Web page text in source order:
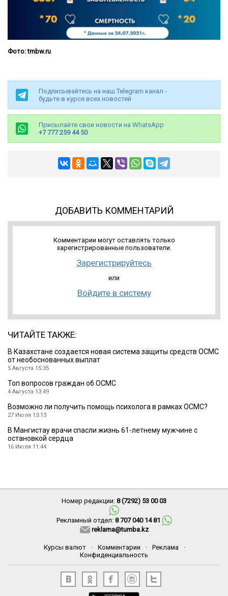
Фото: tmbw.ru
Подписывайтесь на наш Telegram канал -
будьте в курсе всех новостей
Присылайте свои новости на WhatsApp
+7 777 259 44 50
ДОБАВИТЬ КОММЕНТАРИЙ
Комментарии могут оставлять только
зарегистрированные пользователи.
Зарегистрируйтесь
или
Войдите в систему
ЧИТАЙТЕ ТАКЖЕ:
В Казахстане создается новая система защиты средств ОСМС
от необоснованных выплат
5 Августа 15:35
Топ вопросов граждан об ОСМС
4 Августа 13:49
Возможно ли получить помощь психолога в рамках ОСМС?
27 Июля 13:13
В Мангистау врачи спасли жизнь 61-летнему мужчине с
остановкой сердца
16 Июля 11:44
Номер редакции: 8 (7292) 53 00 03
Рекламный отдел: 8 707 040 14 81
reklama@tumba.kz
Курсы валют · Комментарии · Реклама
·
Конфиденциальность